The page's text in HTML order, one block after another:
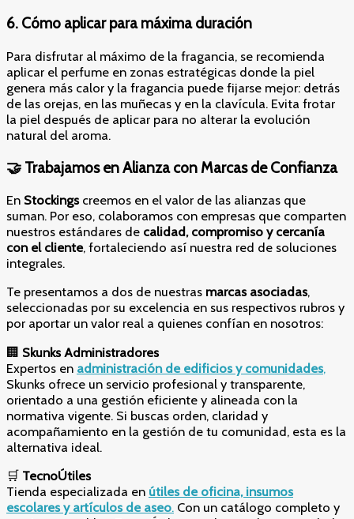
6. Cómo aplicar para máxima duración
Para disfrutar al máximo de la fragancia, se recomienda
aplicar el perfume en zonas estratégicas donde la piel
genera más calor y la fragancia puede fijarse mejor: detrás
de las orejas, en las muñecas y en la clavícula. Evita frotar
la piel después de aplicar para no alterar la evolución
natural del aroma.
🤝 Trabajamos en Alianza con Marcas de Confianza
En Stockingscreemos en el valor de las alianzas que
suman. Por eso, colaboramos con empresas que comparten
nuestros estándares de calidad, compromiso y cercanía
con el cliente, fortaleciendo así nuestra red de soluciones
integrales.
Te presentamos a dos de nuestras marcas asociadas,
seleccionadas por su excelencia en sus respectivos rubros y
por aportar un valor real a quienes confían en nosotros:
🏢 Skunks Administradores
Expertos en administración de edificios y comunidades,
Skunks ofrece un servicio profesional y transparente,
orientado a una gestión eficiente y alineada con la
normativa vigente. Si buscas orden, claridad y
acompañamiento en la gestión de tu comunidad, esta es la
alternativa ideal.
🛒 TecnoÚtiles
Tienda especializada en útiles de oficina, insumos
escolares y artículos de aseo. Con un catálogo completo y